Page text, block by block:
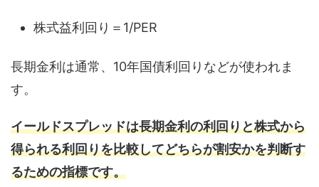
株式益利回り＝1/PER
長期金利は通常、10年国債利回りなどが使われま
す。
イールドスプレッドは長期金利の利回りと株式から
得られる利回りを比較してどちらが割安かを判断す
るための指標です。